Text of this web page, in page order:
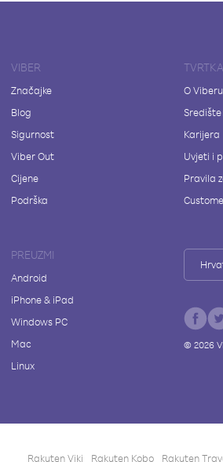
VIBER
Značajke
Blog
Sigurnost
Viber Out
Cijene
Podrška
TVRTKA
O Viberu
Karijera
Uvjeti i
Pravila
PREUZMI
Android
iPhone & iPad
Windows PC
Mac
Linux
© 2026
Rakuten Viki Rakuten Kobo Rakuten